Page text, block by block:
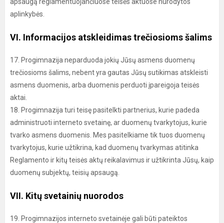
aplinkybės.
VI. Informacijos atskleidimas trečiosioms šalims
17. Progimnazija neparduoda jokių Jūsų asmens duomenų
trečiosioms šalims, nebent yra gautas Jūsų sutikimas atskleisti
asmens duomenis, arba duomenis perduoti įpareigoja teisės
aktai.
18. Progimnazija turi teisę pasitelkti partnerius, kurie padeda
administruoti interneto svetainę, ar duomenų tvarkytojus, kurie
tvarko asmens duomenis. Mes pasitelkiame tik tuos duomenų
tvarkytojus, kurie užtikrina, kad duomenų tvarkymas atitinka
Reglamento ir kitų teisės aktų reikalavimus ir užtikrinta Jūsų, kaip
duomenų subjektų, teisių apsaugą.
VII. Kitų svetainių nuorodos
19. Progimnazijos interneto svetainėje gali būti pateiktos